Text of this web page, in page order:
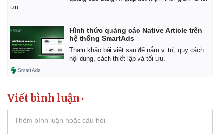
ưu.
Hình thức quảng cáo Native Article trên
hệ thống SmartAds
Tham khảo bài viết sau để nắm vị trí, quy cách
nội dung, cách thiết lập và tối ưu.
Viết bình luận